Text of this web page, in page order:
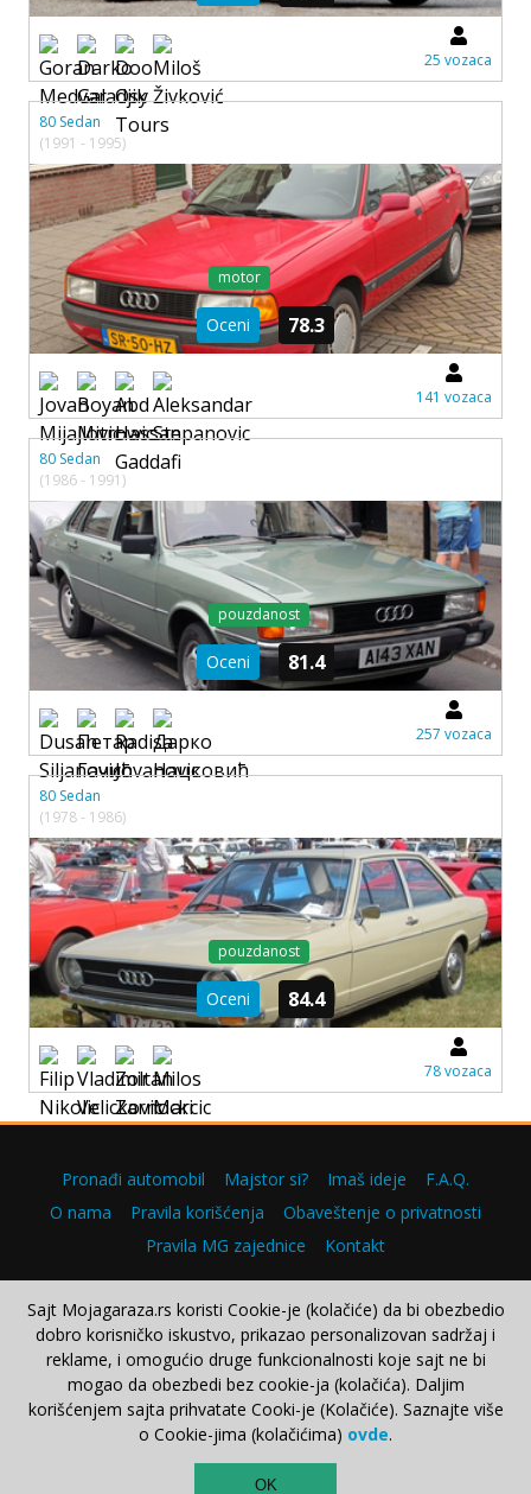
25 vozaca
80 Sedan
(1991 - 1995)
motor
Oceni 78.3
141 vozaca
80 Sedan
(1986 - 1991)
pouzdanost
Oceni 81.4
257 vozaca
80 Sedan
(1978 - 1986)
pouzdanost
Oceni 84.4
78 vozaca
Pronađi automobil Majstor si? Imaš ideje
F.A.Q.
O nama
Pravila korišćenja
Obaveštenje o privatnosti
Pravila MG zajednice
Kontakt
Copyright © 2000–2026.
Sajt Mojagaraza.rs koristi Cookie-je (kolačiće) da bi obezbedio
dobro korisničko iskustvo, prikazao personalizovan sadržaj i
reklame, i omogućio druge funkcionalnosti koje sajt ne bi
mogao da obezbedi bez cookie-ja (kolačića). Daljim
korišćenjem sajta prihvatate Cooki-je (Kolačiće). Saznajte više
o Cookie-jima (kolačićima) ovde.
OK